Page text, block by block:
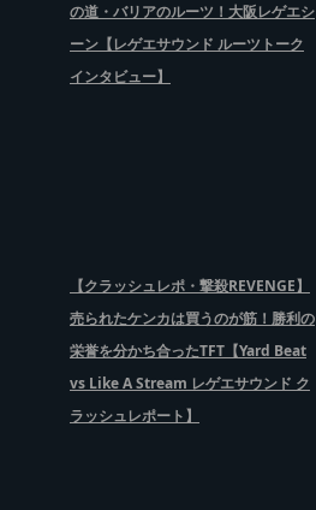
の道・バリアのルーツ！大阪レゲエシ
ーン【レゲエサウンド ルーツトーク
インタビュー】
【クラッシュレポ・撃殺REVENGE】
売られたケンカは買うのが筋！勝利の
栄誉を分かち合ったTFT【Yard Beat
vs Like A Stream レゲエサウンド ク
ラッシュレポート】